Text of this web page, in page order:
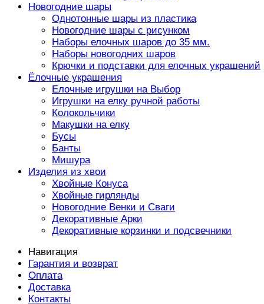
Новогодние шары
Однотонные шары из пластика
Новогодние шары с рисунком
Наборы елочных шаров до 35 мм.
Наборы новогодних шаров
Крючки и подставки для елочных украшений
Ёлочные украшения
Елочные игрушки на Выбор
Игрушки на елку ручной работы
Колокольчики
Макушки на елку
Бусы
Банты
Мишура
Изделия из хвои
Хвойные Конуса
Хвойные гирлянды
Новогодние Венки и Сваги
Декоративные Арки
Декоративные корзинки и подсвечники
Навигация
Гарантия и возврат
Оплата
Доставка
Контакты